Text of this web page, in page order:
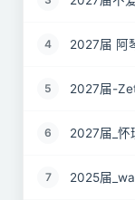
4 2027届 阿
5 2027届-
6 2027届_怀
7 2025届